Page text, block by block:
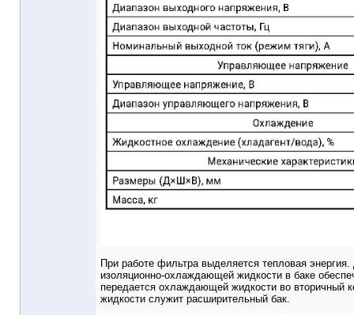
При работе фильтра выделяется тепловая
изоляционно-охлаждающей жидкости в баке
передается охлаждающей жидкости во вторичный
жидкости служит расширительный бак.